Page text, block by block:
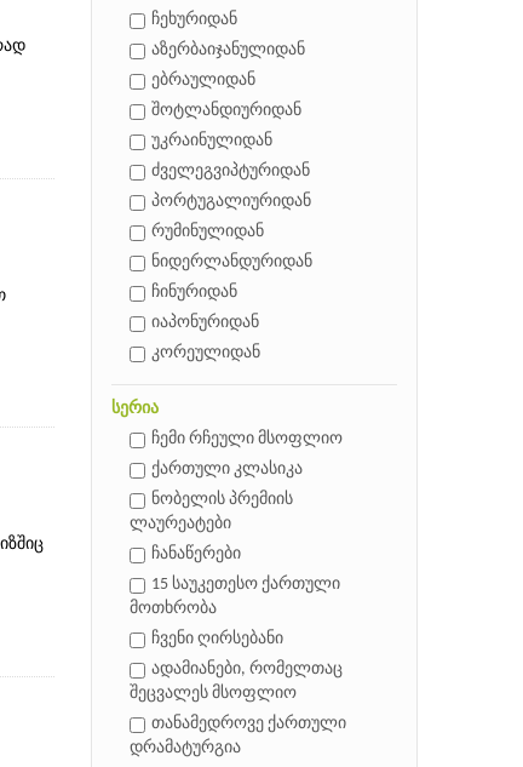
ჩეხურიდან
აზერბაიჯანულიდან
ებრაულიდან
შოტლანდიურიდან
უკრაინულიდან
ძველეგვიპტურიდან
პორტუგალიურიდან
რუმინულიდან
ნიდერლანდურიდან
ჩინურიდან
იაპონურიდან
კორეულიდან
სერია
ჩემი რჩეული მსოფლიო
ქართული კლასიკა
ნობელის პრემიის
ლაურეატები
ჩანაწერები
15 საუკეთესო ქართული
მოთხრობა
ჩვენი ღირსებანი
ადამიანები, რომელთაც
შეცვალეს მსოფლიო
თანამედროვე ქართული
დრამატურგია